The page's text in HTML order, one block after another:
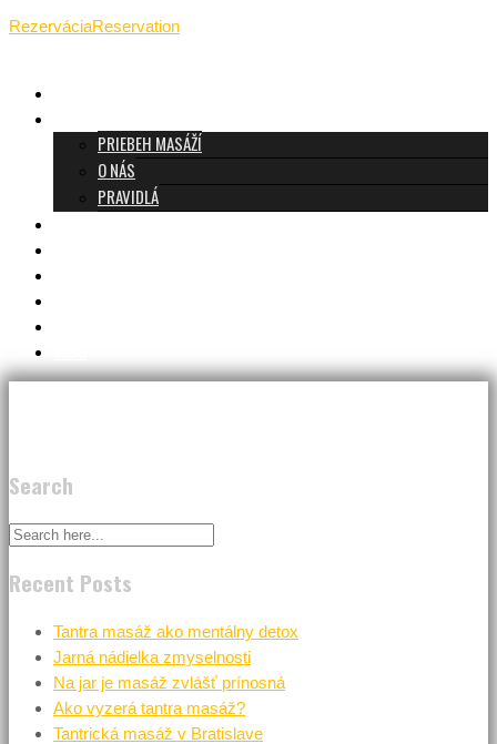
RezerváciaReservation
PRIEBEH MASÁŽÍ
O NÁS
PRAVIDLÁ
Search
Recent Posts
Tantra masáž ako mentálny detox
Jarná nádielka zmyselnosti
Na jar je masáž zvlášť prínosná
Ako vyzerá tantra masáž?
Tantrická masáž v Bratislave